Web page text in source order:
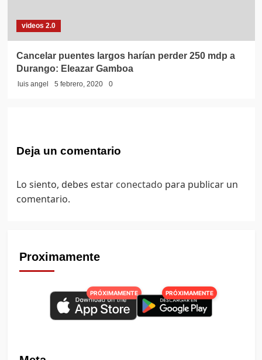
videos 2.0
Cancelar puentes largos harían perder 250 mdp a
Durango: Eleazar Gamboa
luis angel 5 febrero, 2020 0
Deja un comentario
Lo siento, debes estar conectado para publicar un
comentario.
Proximamente
PRÓXIMAMENTE PRÓXIMAMENTE